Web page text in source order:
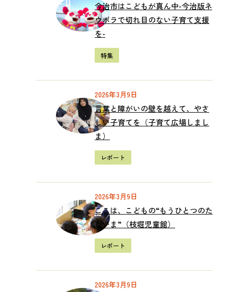
今治市はこどもが真ん中-今治版ネ
ウボラで切れ目のない子育て支援
を-
特集
2026年3月9日
言葉と障がいの壁を越えて、やさ
しい子育てを（子育て広場しまし
ま）
レポート
2026年3月9日
ここは、こどもの“もうひとつのた
だいま”（枝堀児童館）
レポート
2026年3月9日